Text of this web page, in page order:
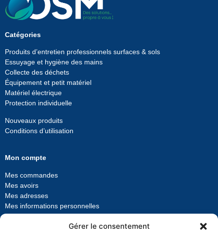
Gérer le consentement
Catégories
Produits d’entretien professionnels surfaces & sols
Essuyage et hygiène des mains
Collecte des déchets
Équipement et petit matériel
Matériel électrique
Protection individuelle
Nouveaux produits
Conditions d’utilisation
Mon compte
Mes commandes
Mes avoirs
Mes adresses
Mes informations personnelles